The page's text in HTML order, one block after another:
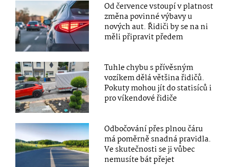
Od července vstoupí v platnost
změna povinné výbavy u
nových aut. Řidiči by se na ni
měli připravit předem
Tuhle chybu s přívěsným
vozíkem dělá většina řidičů.
Pokuty mohou jít do statisíců i
pro víkendové řidiče
Odbočování přes plnou čáru
má poměrně snadná pravidla.
Ve skutečnosti se ji vůbec
nemusíte bát přejet